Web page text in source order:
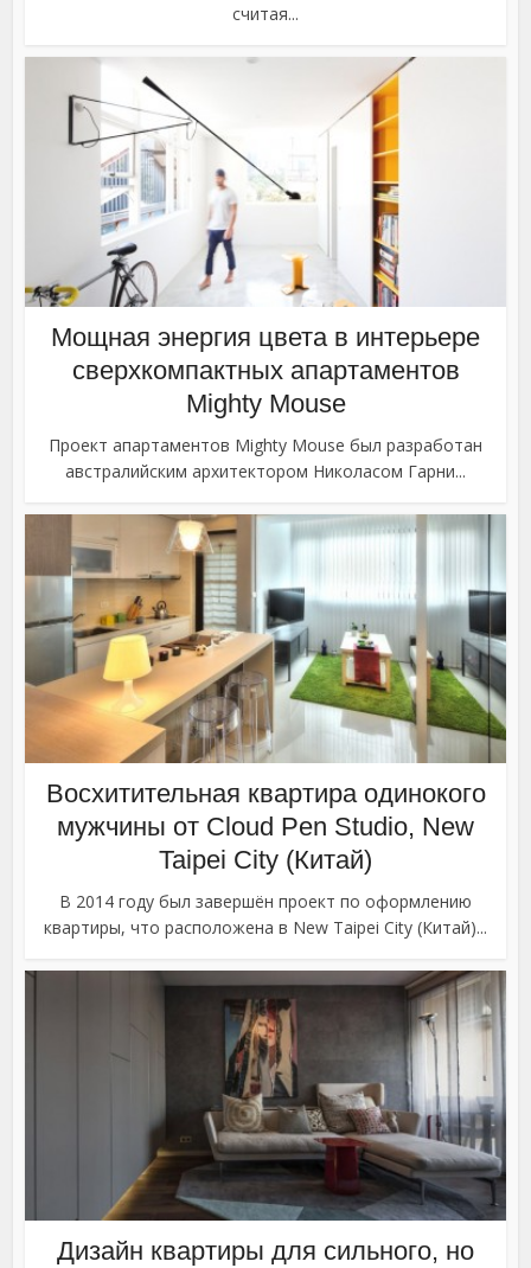
считая...
Мощная энергия цвета в интерьере
сверхкомпактных апартаментов
Mighty Mouse
Проект апартаментов Mighty Mouse был разработан
австралийским архитектором Николасом Гарни...
Восхитительная квартира одинокого
мужчины от Cloud Pen Studio, New
Taipei City (Китай)
В 2014 году был завершён проект по оформлению
квартиры, что расположена в New Taipei City (Китай)...
Дизайн квартиры для сильного, но